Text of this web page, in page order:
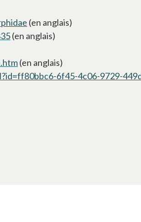
s’ouvre dans un nouvel onglet
(en anglais)
s’ouvre dans un nouvel onglet
(en anglais)
s’ouvre dans un nouvel onglet
(en anglais)
6f45-4c06-9729-
onglet